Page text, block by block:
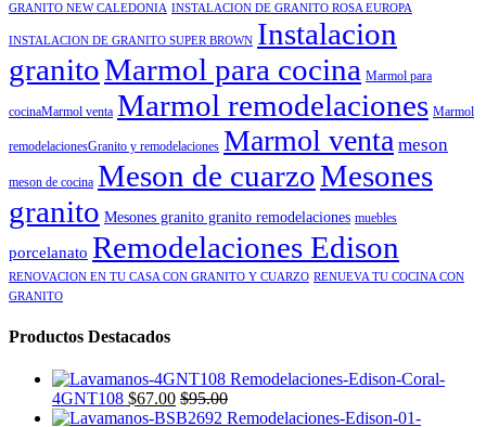
GRANITO NEW CALEDONIA INSTALACION DE GRANITO ROSA EUROPA
INSTALACION DE GRANITO SUPER BROWN Instalacion
granitoMarmol para cocina Marmol para
cocinaMarmol venta Marmol remodelaciones Marmol
remodelacionesGranito y remodelaciones Marmol venta meson
meson de cocina Meson de cuarzoMesones
granito Mesones granito granito remodelaciones muebles
porcelanato Remodelaciones Edison
RENOVACION EN TU CASA CON GRANITO Y CUARZO RENUEVA TU COCINA CON
GRANITO
Productos Destacados
4GNT108 $67.00 $95.00